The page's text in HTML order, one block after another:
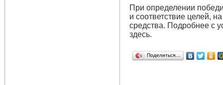
При определении
и соответствие целей,
средства. Подробнее с
здесь.
Поделиться…